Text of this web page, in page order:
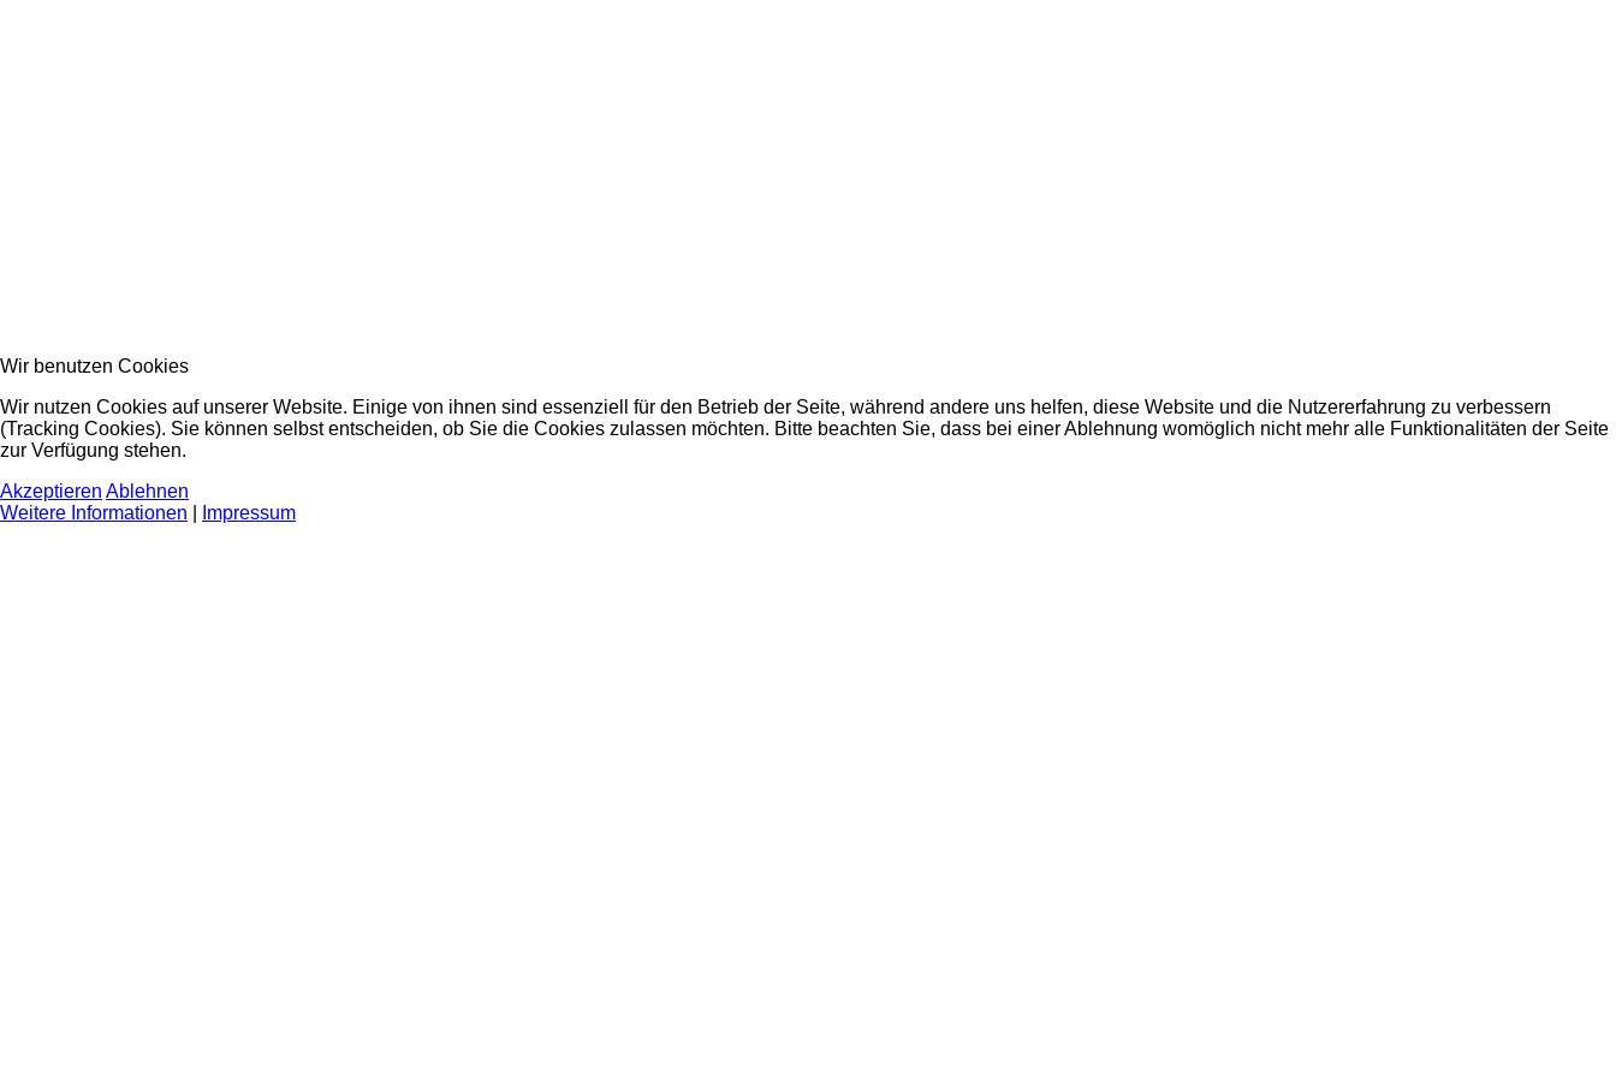
Wir benutzen Cookies
Wir nutzen Cookies auf unserer Website. Einige von ihnen sind essenziell für den Betrieb der Seite, während andere uns helfen, diese Website und die Nutzererfahrung zu verbessern
(Tracking Cookies). Sie können selbst entscheiden, ob Sie die Cookies zulassen möchten. Bitte beachten Sie, dass bei einer Ablehnung womöglich nicht mehr alle Funktionalitäten der Seite
zur Verfügung stehen.
Akzeptieren Ablehnen
Weitere Informationen
Impressum